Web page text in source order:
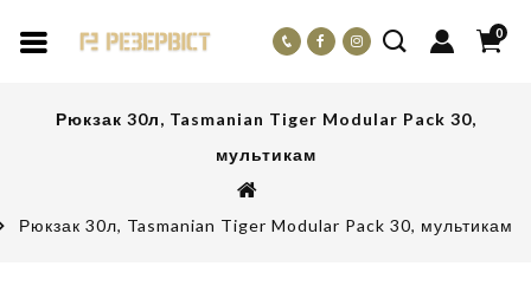
0
Рюкзак 30л, Tasmanian Tiger Modular Pack 30,
мультикам
Рюкзак 30л, Tasmanian Tiger Modular Pack 30, мультикам